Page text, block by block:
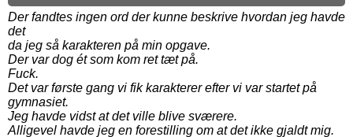
Der fandtes ingen ord der kunne beskrive hvordan jeg havde
det
da jeg så karakteren på min opgave.
Der var dog ét som kom ret tæt på.
Fuck.
Det var første gang vi fik karakterer efter vi var startet på
gymnasiet.
Jeg havde vidst at det ville blive sværere.
Alligevel havde jeg en forestilling om at det ikke gjaldt mig.